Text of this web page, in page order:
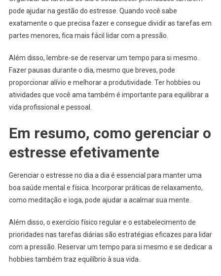
pode ajudar na gestão do estresse. Quando você sabe
exatamente o que precisa fazer e consegue dividir as tarefas em
partes menores, fica mais fácil lidar com a pressão.
Além disso, lembre-se de reservar um tempo para si mesmo.
Fazer pausas durante o dia, mesmo que breves, pode
proporcionar alívio e melhorar a produtividade. Ter hobbies ou
atividades que você ama também é importante para equilibrar a
vida profissional e pessoal.
Em resumo, como gerenciar o
estresse efetivamente
Gerenciar o estresse no dia a dia é essencial para manter uma
boa saúde mental e física. Incorporar práticas de relaxamento,
como meditação e ioga, pode ajudar a acalmar sua mente.
Além disso, o exercício físico regular e o estabelecimento de
prioridades nas tarefas diárias são estratégias eficazes para lidar
com a pressão. Reservar um tempo para si mesmo e se dedicar a
hobbies também traz equilíbrio à sua vida.